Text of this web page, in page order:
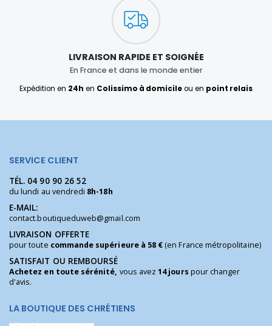
LIVRAISON RAPIDE ET SOIGNÉE
En France et dans le monde entier
Expédition en 24h en Colissimo à domicileou en point relais
SERVICE CLIENT
TÉL. 04 90 90 26 52
du lundi au vendredi 8h-18h
E-MAIL:
contact.boutiqueduweb@gmail.com
LIVRAISON OFFERTE
pour toute commande supérieure à 58 €(en France métropolitaine)
SATISFAIT OU REMBOURSÉ
Achetez en toute sérénité, vous avez14 jours pour changer
d'avis.
LA BOUTIQUE DES CHRÉTIENS